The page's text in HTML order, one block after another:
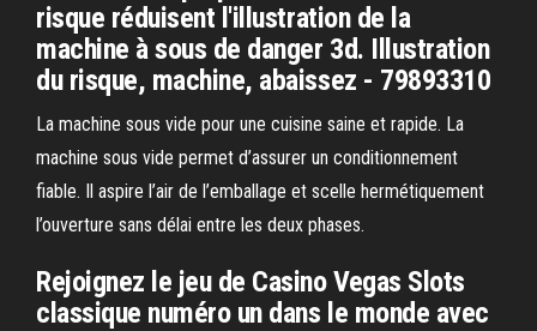
risque réduisent l'illustration de la
machine à sous de danger 3d. Illustration
du risque, machine, abaissez - 79893310
La machine sous vide pour une cuisine saine et rapide. La
machine sous vide permet d’assurer un conditionnement
fiable. Il aspire l’air de l’emballage et scelle hermétiquement
l’ouverture sans délai entre les deux phases.
Rejoignez le jeu de Casino Vegas Slots
classique numéro un dans le monde avec